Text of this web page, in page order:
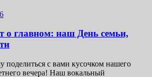
о главном: наш День семьи,
поделиться с вами кусочком нашего
вечера! Наш вокальный